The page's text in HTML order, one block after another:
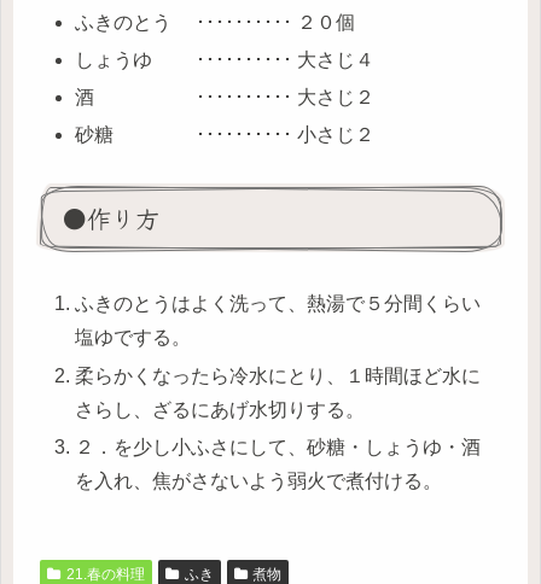
ふきのとう ･･････････ ２０個
しょうゆ ･･････････ 大さじ４
酒 ･･････････ 大さじ２
砂糖 ･･････････ 小さじ２
●作り方
ふきのとうはよく洗って、熱湯で５分間くらい
塩ゆでする。
柔らかくなったら冷水にとり、１時間ほど水に
さらし、ざるにあげ水切りする。
２．を少し小ふさにして、砂糖・しょうゆ・酒
を入れ、焦がさないよう弱火で煮付ける。
21.春の料理 ふき 煮物